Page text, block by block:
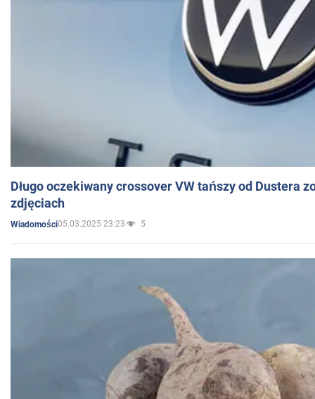
Długo oczekiwany crossover VW tańszy od Dustera
zdjęciach
Wiadomości05.03.2025 23:23 5